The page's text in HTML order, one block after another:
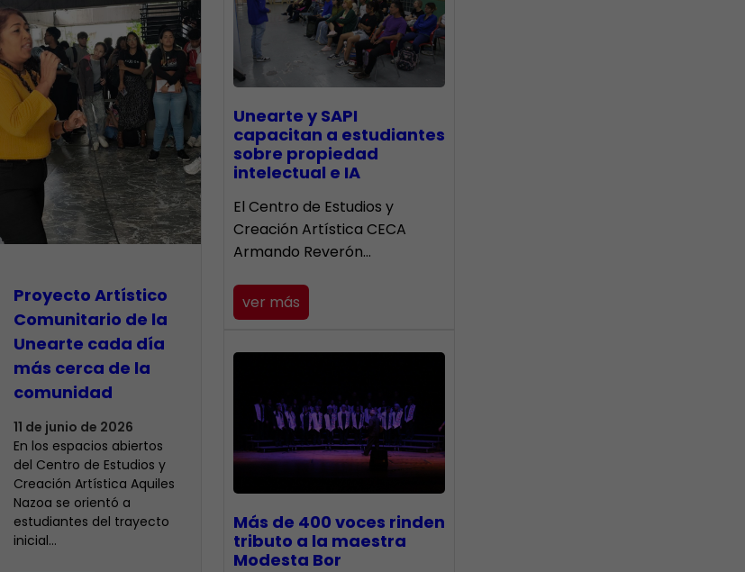
Proyecto Artístico
Comunitario de la
Unearte cada día
más cerca de la
comunidad
11 de junio de 2026
En los espacios abiertos
del Centro de Estudios y
Creación Artística Aquiles
Nazoa se orientó a
estudiantes del trayecto
inicial…
Unearte y SAPI
capacitan a estudiantes
sobre propiedad
intelectual e IA
El Centro de Estudios y
Creación Artística CECA
Armando Reverón…
ver más
Más de 400 voces rinden
tributo a la maestra
Modesta Bor